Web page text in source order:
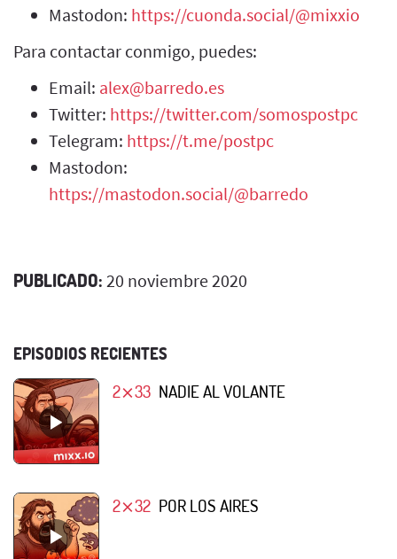
Mastodon: https://cuonda.social/@mixxio
Para contactar conmigo, puedes:
Email: alex@barredo.es
Twitter: https://twitter.com/somospostpc
Telegram: https://t.me/postpc
Mastodon:
https://mastodon.social/@barredo
PUBLICADO: 20 noviembre 2020
EPISODIOS RECIENTES
2⨯33 NADIE AL VOLANTE
2⨯32 POR LOS AIRES